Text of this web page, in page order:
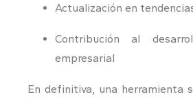
Actualización en
Contribución al
empresarial
En definitiva, una herramienta